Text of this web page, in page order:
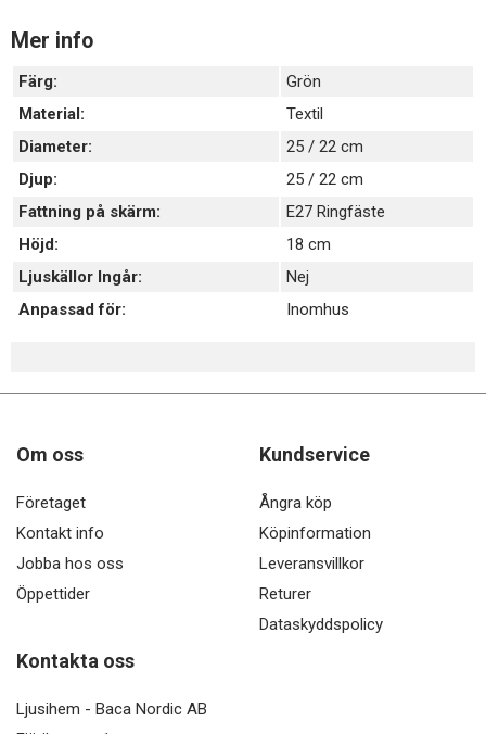
Mer info
Färg:
Grön
Material:
Textil
Diameter:
25 / 22 cm
Djup:
25 / 22 cm
Fattning på skärm:
E27 Ringfäste
Höjd:
18 cm
Ljuskällor Ingår:
Nej
Anpassad för:
Inomhus
Om oss
Företaget
Kontakt info
Jobba hos oss
Öppettider
Kundservice
Ångra köp
Köpinformation
Leveransvillkor
Returer
Dataskyddspolicy
Kontakta oss
Ljusihem - Baca Nordic AB